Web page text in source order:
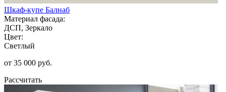
Шкаф-купе Балнаб
Материал фасада:
ДСП, Зеркало
Цвет:
Светлый
от 35 000 руб.
Рассчитать